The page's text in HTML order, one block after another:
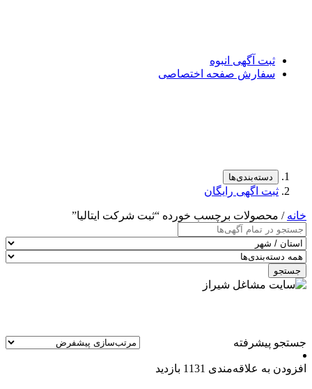
ثبت آگهی انبوه
سفارش صفحه اختصاصی
دسته‌بندی‌ها
ثبت اگهی رایگان
خانه / محصولات برچسب خورده “ثبت شرکت ایتالیا”
جستجو
جستجو پیشرفته
افزودن به علاقه‌مندی 1131 بازدید